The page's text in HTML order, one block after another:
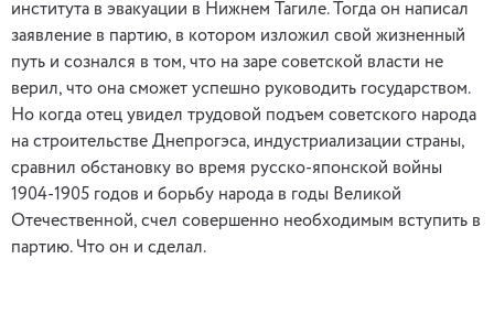
института в эвакуации в Нижнем Тагиле. Тогда он написал
заявление в партию, в котором изложил свой жизненный
путь и сознался в том, что на заре советской власти не
верил, что она сможет успешно руководить государством.
Но когда отец увидел трудовой подъем советского народа
на строительстве Днепрогэса, индустриализации страны,
сравнил обстановку во время русско-японской войны
1904-1905 годов и борьбу народа в годы Великой
Отечественной, счел совершенно необходимым вступить в
партию. Что он и сделал.